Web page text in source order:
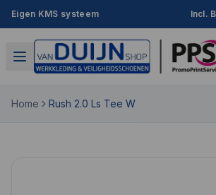
Eigen KMS systeem Incl.
Home Rush 2.0 Ls Tee W